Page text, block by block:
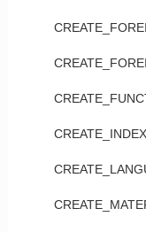
CREATE_INDEX